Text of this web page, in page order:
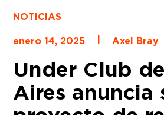
NOTICIAS
enero 14, 2025
Axel Bray
Under Club
Aires anuncia